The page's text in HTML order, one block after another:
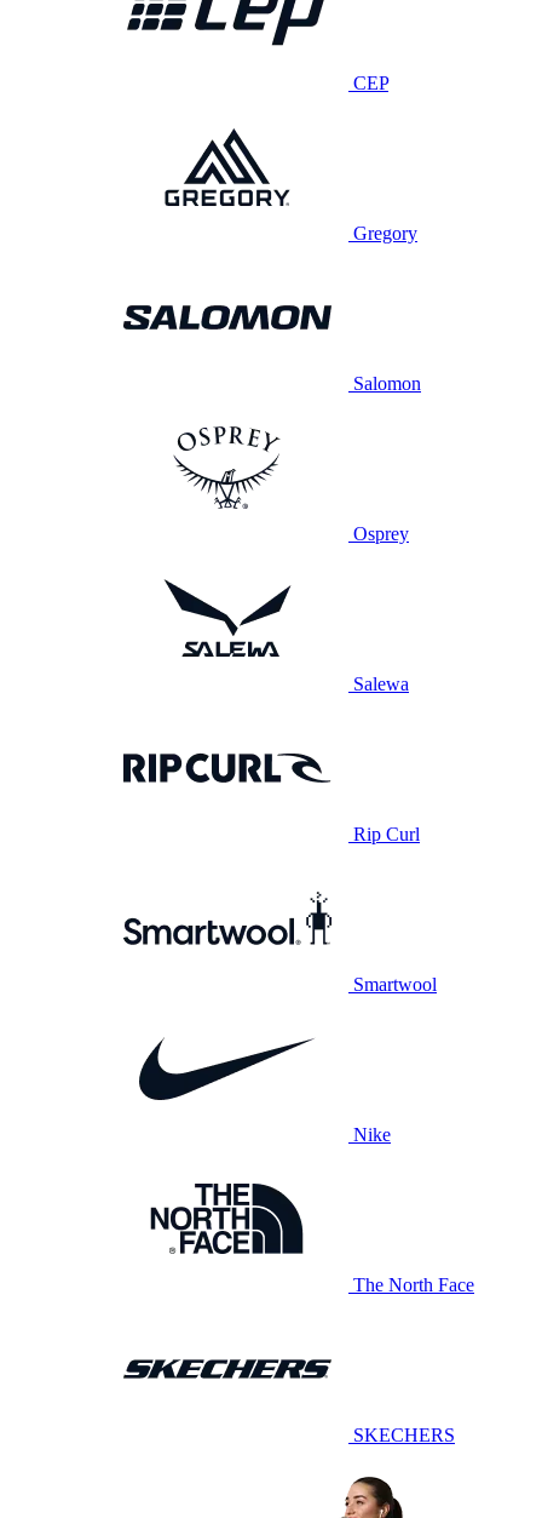
CEP
Gregory
Salomon
Osprey
Salewa
Rip Curl
Smartwool
Nike
The North Face
SKECHERS